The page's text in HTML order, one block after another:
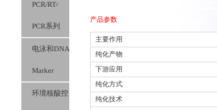
PCR/RT-
PCR系列
电泳和DNA
Marker
环境核酸控
产品参数
主要作用
纯化产物
下游应用
纯化方式
纯化技术